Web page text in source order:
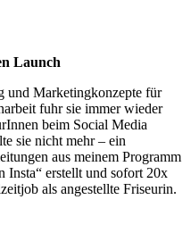
Launch
und Marketingkonzepte für
fuhr sie immer wieder
beim Social Media
sie nicht mehr – ein
aus meinem Programm
Insta“ erstellt und sofort 20x
als angestellte Friseurin.